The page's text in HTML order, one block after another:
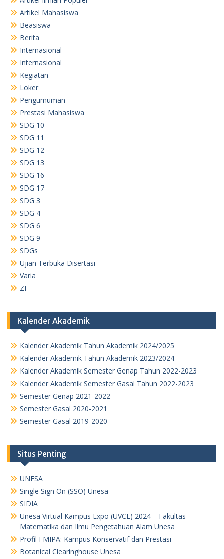
Artikel Mahasiswa
Beasiswa
Berita
Internasional
Internasional
Kegiatan
Loker
Pengumuman
Prestasi Mahasiswa
SDG 10
SDG 11
SDG 12
SDG 13
SDG 16
SDG 17
SDG 3
SDG 4
SDG 6
SDG 9
SDGs
Ujian Terbuka Disertasi
Varia
ZI
Kalender Akademik
Kalender Akademik Tahun Akademik 2024/2025
Kalender Akademik Tahun Akademik 2023/2024
Kalender Akademik Semester Genap Tahun 2022-2023
Kalender Akademik Semester Gasal Tahun 2022-2023
Semester Genap 2021-2022
Semester Gasal 2020-2021
Semester Gasal 2019-2020
Situs Penting
UNESA
Single Sign On (SSO) Unesa
SIDIA
Unesa Virtual Kampus Expo (UVCE) 2024 – Fakultas
Matematika dan Ilmu Pengetahuan Alam Unesa
Profil FMIPA: Kampus Konservatif dan Prestasi
Botanical Clearinghouse Unesa